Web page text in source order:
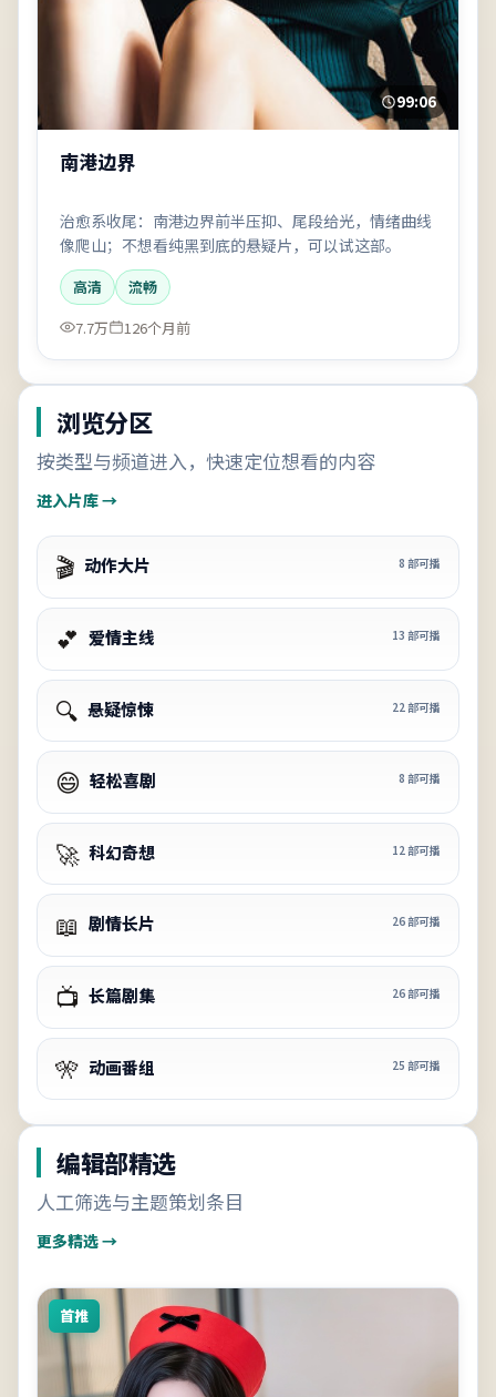
99:06
南港边界
治愈系收尾：南港边界前半压抑、尾段给光，情绪曲线
像爬山；不想看纯黑到底的悬疑片，可以试这部。
高清
流畅
7.7万
126个月前
浏览分区
按类型与频道进入，快速定位想看的内容
进入片库 →
🎬 动作大片 8 部可播
💕 爱情主线 13 部可播
🔍 悬疑惊悚 22 部可播
😄 轻松喜剧 8 部可播
🚀 科幻奇想 12 部可播
📖 剧情长片 26部可播
📺 长篇剧集 26部可播
🎌 动画番组 25 部可播
编辑部精选
人工筛选与主题策划条目
更多精选 →
首推